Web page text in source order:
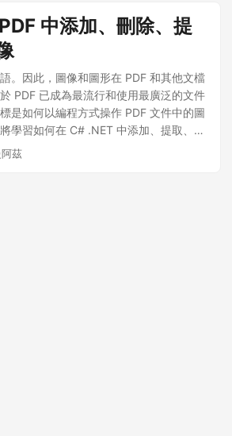
中添加、刪除、提
。因此，圖像和圖形在 PDF 和其他文檔
PDF 已成為最流行和使用最廣泛的文件
是如何以編程方式操作 PDF 文件中的圖
學習如何在 C# .NET 中添加、提取、刪
圖像。
阿茲